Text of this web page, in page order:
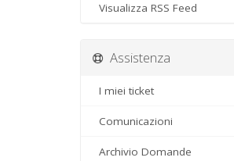
Visualizza RSS Feed
Assistenza
I miei ticket
Comunicazioni
Archivio Domande